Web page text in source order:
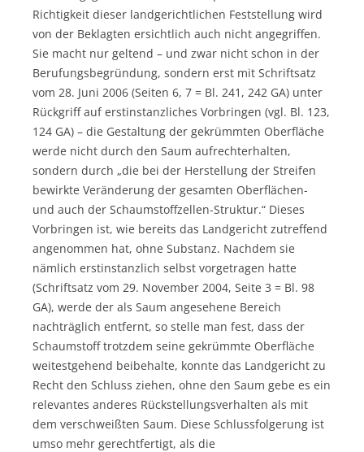
Richtigkeit dieser landgerichtlichen Feststellung wird
von der Beklagten ersichtlich auch nicht angegriffen.
Sie macht nur geltend – und zwar nicht schon in der
Berufungsbegründung, sondern erst mit Schriftsatz
vom 28. Juni 2006 (Seiten 6, 7 = Bl. 241, 242 GA) unter
Rückgriff auf erstinstanzliches Vorbringen (vgl. Bl. 123,
124 GA) – die Gestaltung der gekrümmten Oberfläche
werde nicht durch den Saum aufrechterhalten,
sondern durch „die bei der Herstellung der Streifen
bewirkte Veränderung der gesamten Oberflächen-
und auch der Schaumstoffzellen-Struktur.“ Dieses
Vorbringen ist, wie bereits das Landgericht zutreffend
angenommen hat, ohne Substanz. Nachdem sie
nämlich erstinstanzlich selbst vorgetragen hatte
(Schriftsatz vom 29. November 2004, Seite 3 = Bl. 98
GA), werde der als Saum angesehene Bereich
nachträglich entfernt, so stelle man fest, dass der
Schaumstoff trotzdem seine gekrümmte Oberfläche
weitestgehend beibehalte, konnte das Landgericht zu
Recht den Schluss ziehen, ohne den Saum gebe es ein
relevantes anderes Rückstellungsverhalten als mit
dem verschweißten Saum. Diese Schlussfolgerung ist
umso mehr gerechtfertigt, als die